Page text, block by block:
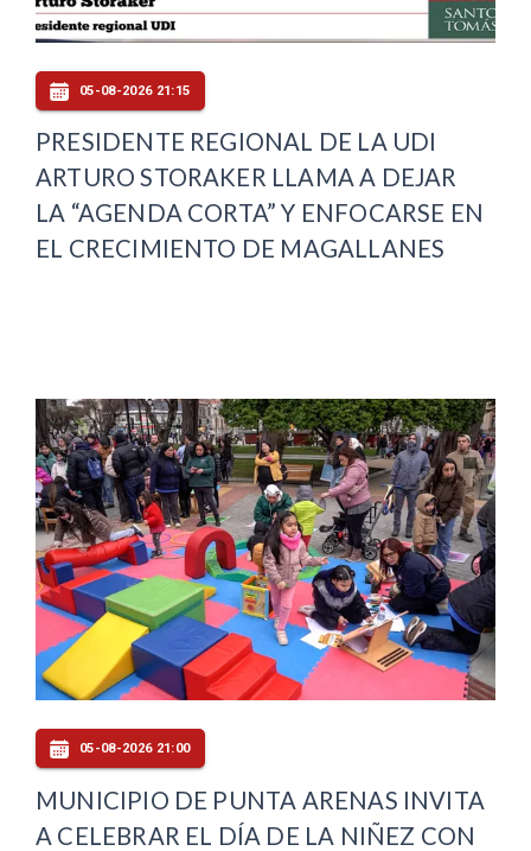
05-08-2026 21:15
PRESIDENTE REGIONAL DE LA UDI
ARTURO STORAKER LLAMA A DEJAR
LA “AGENDA CORTA” Y ENFOCARSE EN
EL CRECIMIENTO DE MAGALLANES
05-08-2026 21:00
MUNICIPIO DE PUNTA ARENAS INVITA
A CELEBRAR EL DÍA DE LA NIÑEZ CON